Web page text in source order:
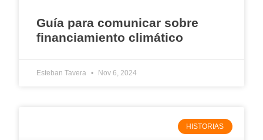
Guía para comunicar sobre
financiamiento climático
Esteban Tavera Nov 6, 2024
HISTORIAS